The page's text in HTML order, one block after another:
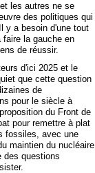
les autres ne se
des politiques qui
y a besoin d'une tout
faire la gauche en
de réussir.
d'ici 2025 et le
que cette question
de
pour le siècle à
du Front de
pour remettre à plat
fossiles, avec une
maintien du nucléaire
des questions